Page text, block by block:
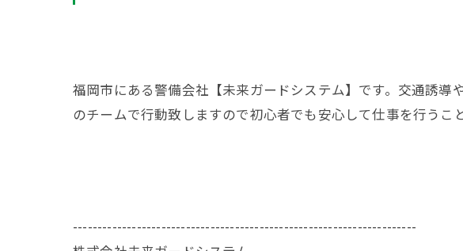
福岡市にある警備会社【未来ガードシステム】です。交通誘
のチームで行動致しますので初心者でも安心して仕事を行うこ
----------------------------------------------------------------------